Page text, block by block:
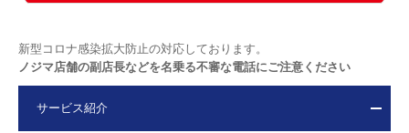
新型コロナ感染拡大防止の対応しております。
ノジマ店舗の副店長などを名乗る不審な電話にご注意ください
サービス紹介